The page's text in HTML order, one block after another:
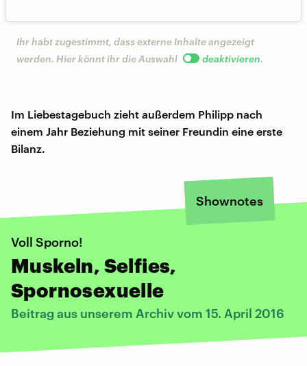
Ihr habt zugestimmt, dass externe Inhalte angezeigt
werden. Hier könnt ihr die Auswahl
deaktivieren.
Im Liebestagebuch zieht außerdem Philipp nach
einem Jahr Beziehung mit seiner Freundin eine erste
Bilanz.
Shownotes
Voll Sporno!
Muskeln, Selfies,
Spornosexuelle
Beitrag aus unserem Archiv vom 15. April 2016